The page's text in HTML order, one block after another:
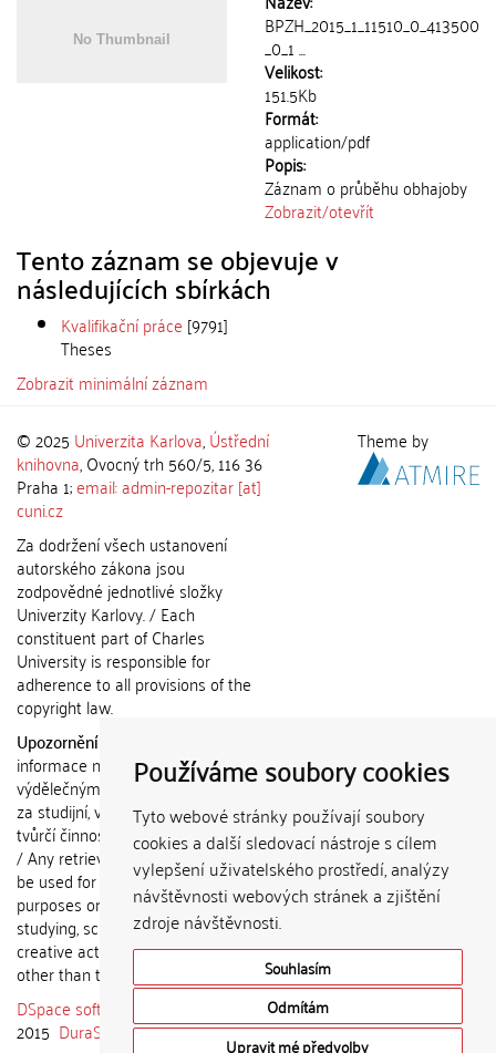
Používáme soubory cookies
Tyto webové stránky používají soubory
cookies a další sledovací nástroje s cílem
vylepšení uživatelského prostředí, analýzy
návštěvnosti webových stránek a zjištění
zdroje návštěvnosti.
Souhlasím
Odmítám
Upravit mé předvolby
BPZH_2015_1_11510_0_413500
_0_1 ...
Velikost:
151.5Kb
Formát:
application/pdf
Popis:
Záznam o průběhu obhajoby
Zobrazit/otevřít
Tento záznam se objevuje v
následujících sbírkách
Kvalifikační práce [9791]
Theses
Zobrazit minimální záznam
© 2025 Univerzita Karlova,Ústřední
knihovna, Ovocný trh 560/5, 116 36
Praha 1;email: admin-repozitar [at]
cuni.cz
Za dodržení všech ustanovení
autorského zákona jsou
zodpovědné jednotlivé složky
Univerzity Karlovy. / Each
constituent part of Charles
University is responsible for
adherence to all provisions of the
copyright law.
Upozornění / Notice:
informace nemohou být použity k
výdělečným účelům nebo vydávány
za studijní, vědeckou nebo jinou
tvůrčí činnost jiné osoby než autora.
/ Any retrieved information shall not
be used for any commercial
purposes or claimed as results of
studying, scientific or any other
creative activities of any person
other than the author.
DSpace software
copyright © 2002-
2015 DuraSpace
Theme by